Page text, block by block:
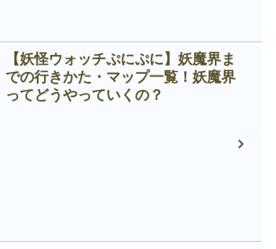
【妖怪ウォッチぷにぷに】妖魔界ま
での行きかた・マップ一覧！妖魔界
ってどうやっていくの？